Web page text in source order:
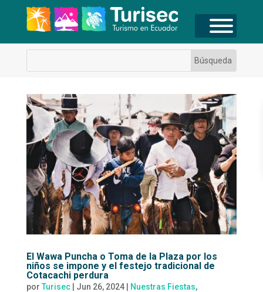
El Wawa Puncha o Toma de la Plaza por los
niños se impone y el festejo tradicional de
Cotacachi perdura
por Turisec| Jun 26, 2024| Nuestras Fiestas,